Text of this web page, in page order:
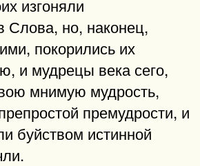
изгоняли
Слова, но, наконец,
покорились их
и мудрецы века сего,
мнимую мудрость,
премудрости, и
буйством истинной